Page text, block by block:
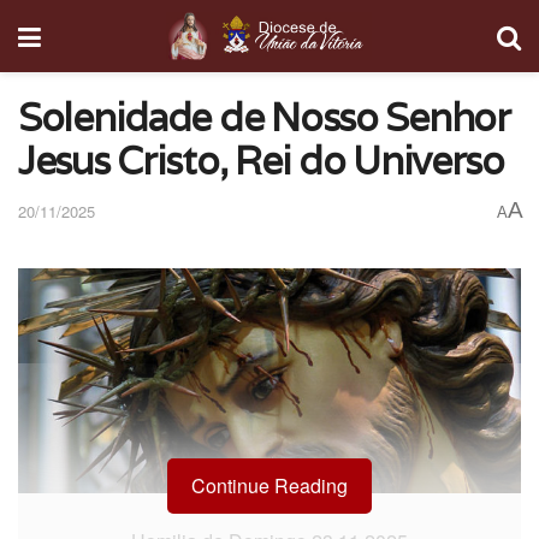
Solenidade de Nosso Senhor
Jesus Cristo, Rei do Universo
20/11/2025 AA
Continue Reading